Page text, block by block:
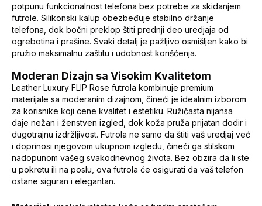
potpunu funkcionalnost telefona bez potrebe za skidanjem
futrole. Silikonski kalup obezbeđuje stabilno držanje
telefona, dok bočni preklop štiti prednji deo uredjaja od
ogrebotina i prašine. Svaki detalj je pažljivo osmišljen kako bi
pružio maksimalnu zaštitu i udobnost korišćenja.
Moderan Dizajn sa Visokim Kvalitetom
Leather Luxury FLIP Rose futrola kombinuje premium
materijale sa moderanim dizajnom, čineći je idealnim izborom
za korisnike koji cene kvalitet i estetiku. Ružičasta nijansa
daje nežan i ženstven izgled, dok koža pruža prijatan dodir i
dugotrajnu izdržljivost. Futrola ne samo da štiti vaš uredjaj već
i doprinosi njegovom ukupnom izgledu, čineći ga stilskom
nadopunom vašeg svakodnevnog života. Bez obzira da li ste
u pokretu ili na poslu, ova futrola će osigurati da vaš telefon
ostane siguran i elegantan.